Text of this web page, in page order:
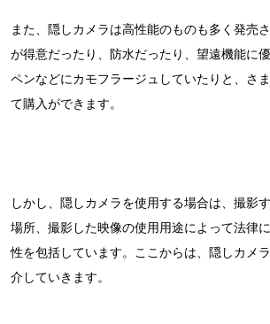
また、隠しカメラは高性能のものも多く発売
が得意だったり、防水だったり、望遠機能に
ペンなどにカモフラージュしていたりと、さ
て購入ができます。
しかし、隠しカメラを使用する場合は、撮影
場所、撮影した映像の使用用途によって法律
性を包括しています。ここからは、隠しカメ
介していきます。